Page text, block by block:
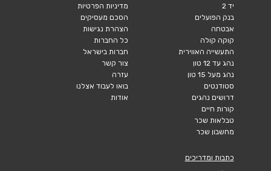
יד 2
בנק הפועלים
אבטחה
קוקה קולה
התעשייה האווירית
נהג עד 12 טון
נהג מעל 15 טון
סטודנטים
דרושים נהגים
קורות חיים
טבלאות שכר
מחשבון שכר
מדיניות הפרטיות
הסכם מעסיקים
הצהרת נגישות
כל החברות
חברות בישראל
צור קשר
עזרה
בואו לעבוד אצלנו
אודות
כתבות ומדריכים